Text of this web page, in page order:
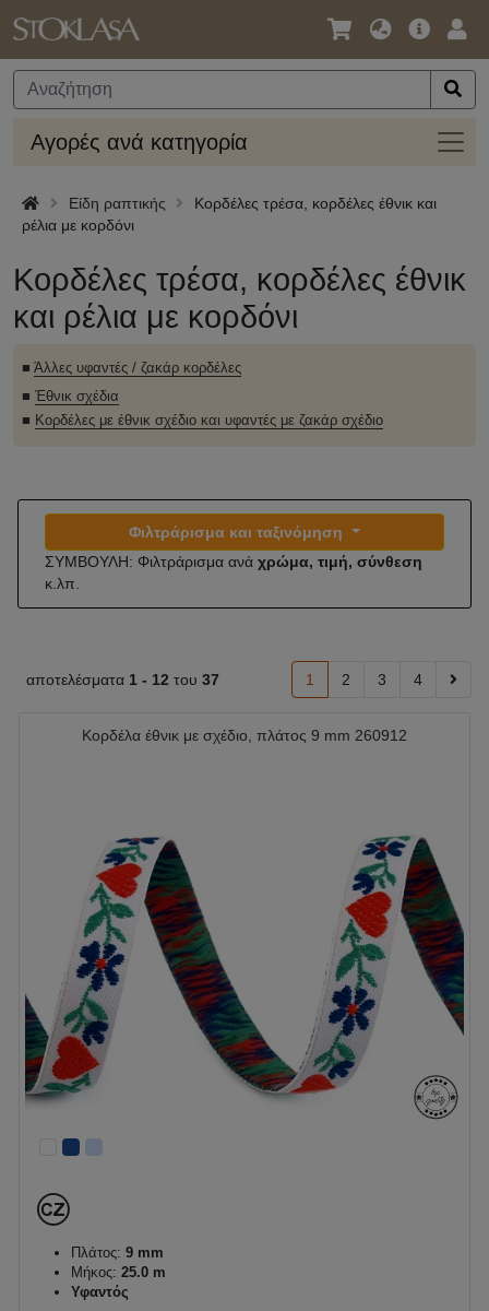
Γλώσσα
Νόμισμα
Κύρια
Αγορές ανά κατηγορία
ανά
Είδη ραπτικής
Κορδέλες τρέσα, κορδέλες έθνικ και
ρέλια με κορδόνι
Κορδέλες τρέσα, κορδέλες έθνικ
και ρέλια με κορδόνι
■ Άλλες υφαντές / ζακάρ κορδέλες
■ Έθνικ σχέδια
■ Κορδέλες με έθνικ σχέδιο και υφαντές με ζακάρ σχέδιο
Φιλτράρισμα και ταξινόμηση
ΣΥΜΒΟΥΛΗ: Φιλτράρισμα ανά χρώμα, τιμή, σύνθεση
κ.λπ.
αποτελέσματα 1 - 12 του 37 1 2 3 4
Κορδέλα έθνικ με σχέδιο, πλάτος 9 mm 260912
Πλάτος: 9 mm
Μήκος: 25.0 m
Υφαντός